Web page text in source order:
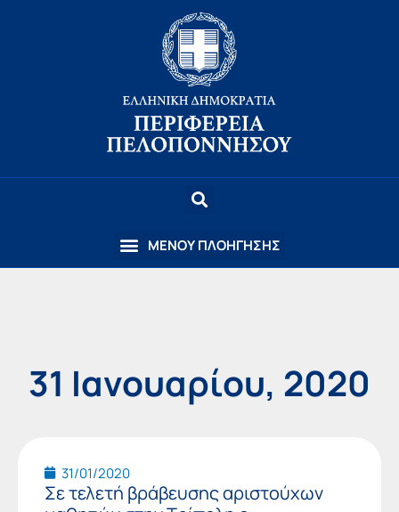
31 Ιανουαρίου, 2020
31/01/2020
Σε τελετή βράβευσης αριστούχων